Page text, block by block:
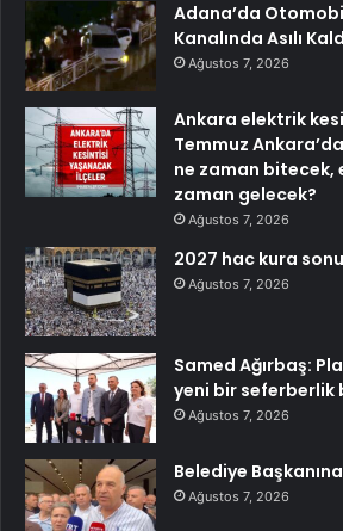
Adana’da
Kanalında Asılı
Ağustos 7, 2026
Ankara elektrik
Temmuz
ne zaman bitecek,
zaman gelecek?
Ağustos 7, 2026
2027 hac kura
Ağustos 7, 2026
Samed Ağırbaş:
yeni bir seferberlik
Ağustos 7, 2026
Belediye Başkanına
Ağustos 7, 2026